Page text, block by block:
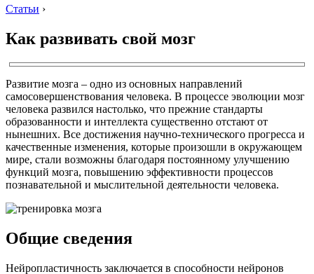
Статьи ›
Как развивать свой мозг
Развитие мозга – одно из основных направлений
самосовершенствования человека. В процессе эволюции мозг
человека развился настолько, что прежние стандарты
образованности и интеллекта существенно отстают от
нынешних. Все достижения научно-технического прогресса и
качественные изменения, которые произошли в окружающем
мире, стали возможны благодаря постоянному улучшению
функций мозга, повышению эффективности процессов
познавательной и мыслительной деятельности человека.
Общие сведения
Нейропластичность заключается в способности нейронов